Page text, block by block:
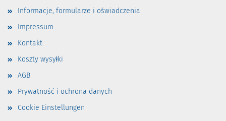
Informacje, formularze i oświadczenia
Impressum
Kontakt
Koszty wysyłki
AGB
Prywatność i ochrona danych
Cookie Einstellungen